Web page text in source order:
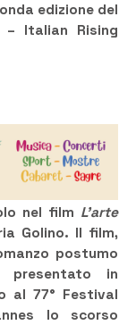
edizione del
– Italian Rising
nel film L’arte
Golino. Il film,
postumo
presentato in
al 77° Festival
lo scorso